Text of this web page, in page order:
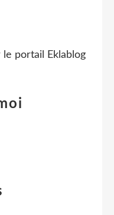
le portail Eklablog